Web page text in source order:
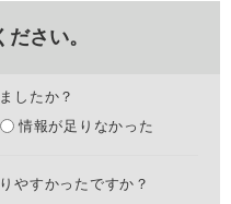
さい。
したか？
情報が足りなかった
やすかったですか？